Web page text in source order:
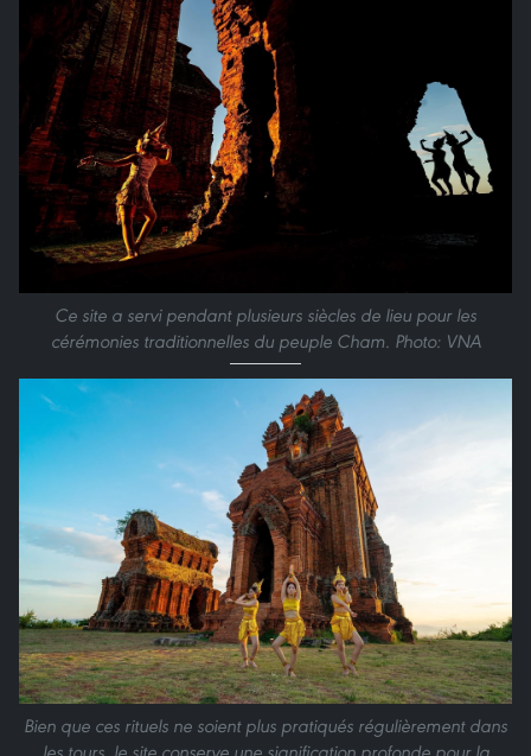
Ce site a servi pendant plusieurs siècles de lieu pour les
cérémonies traditionnelles du peuple Cham. Photo: VNA
Bien que ces rituels ne soient plus pratiqués régulièrement dans
les tours, le site conserve une signification profonde pour la